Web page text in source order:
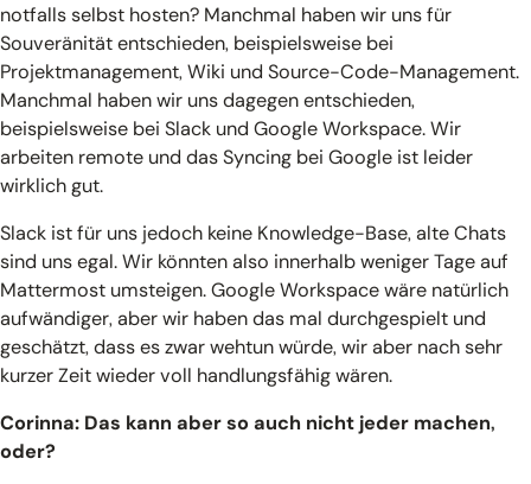
notfalls selbst hosten? Manchmal haben wir uns für
Souveränität entschieden, beispielsweise bei
Projektmanagement, Wiki und Source-Code-Management.
Manchmal haben wir uns dagegen entschieden,
beispielsweise bei Slack und Google Workspace. Wir
arbeiten remote und das Syncing bei Google ist leider
wirklich gut.
Slack ist für uns jedoch keine Knowledge-Base, alte Chats
sind uns egal. Wir könnten also innerhalb weniger Tage auf
Mattermost umsteigen. Google Workspace wäre natürlich
aufwändiger, aber wir haben das mal durchgespielt und
geschätzt, dass es zwar wehtun würde, wir aber nach sehr
kurzer Zeit wieder voll handlungsfähig wären.
Corinna: Das kann aber so auch nicht jeder machen,
oder?